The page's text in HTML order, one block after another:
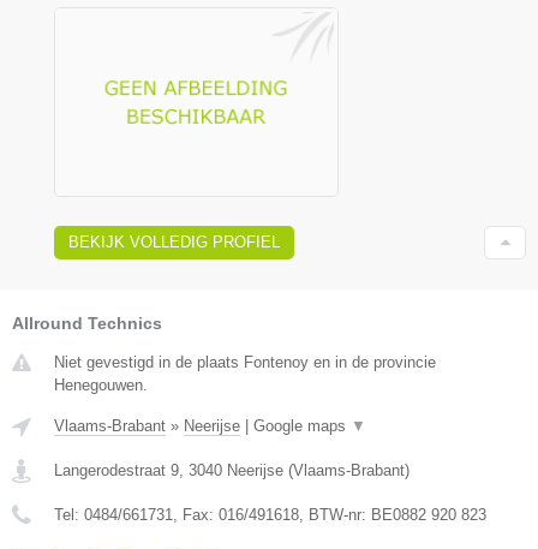
BEKIJK VOLLEDIG PROFIEL
Allround Technics
Niet gevestigd in de plaats Fontenoy en in de provincie
Henegouwen.
Vlaams-Brabant » Neerijse Google maps ▼
Langerodestraat 9, 3040 Neerijse (Vlaams-Brabant)
Tel: 0484/661731, Fax: 016/491618, BTW-nr: BE0882 920 823